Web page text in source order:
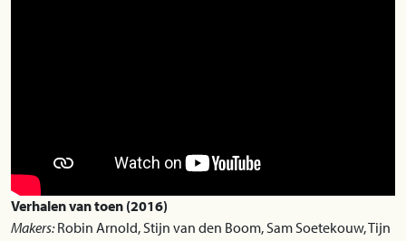
Verhalen van toen (2016)
Makers:Robin Arnold, Stijn van den Boom, Sam Soetekouw, Tijn